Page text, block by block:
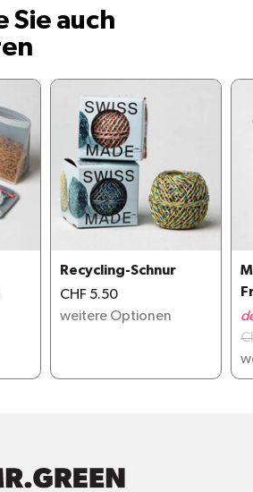
Sie auch
Recycling-Schnur
CHF 5.50
weitere Optionen